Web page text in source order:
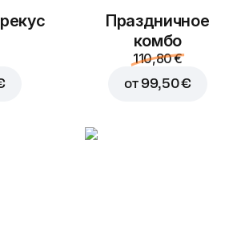
Праздничное
комбо
110,80 €
от 99,50 €